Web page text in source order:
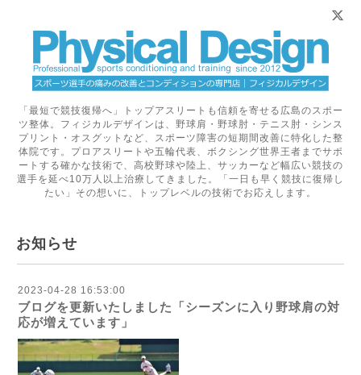
「最短で競技復帰へ」トップアスリートも信頼を寄せる広島のスポー
ツ整体。フィジカルデザインは、野球肩・野球肘・テニス肘・シンス
プリント・オスグットなど、スポーツ障害の短期間改善に特化した整
体院です。プロアスリートや五輪代表、ボクシング世界王者までサポ
ートする確かな技術で、高校野球や陸上、サッカーなど幅広い競技の
選手を延べ10万人以上治療してきました。「一日も早く競技に復帰し
たい」その想いに、トップレベルの技術でお応えします。
お知らせ
2023-04-28 16:53:00
ブログを更新いたしました「シーズンに入り野球肩の対
応が増えています」